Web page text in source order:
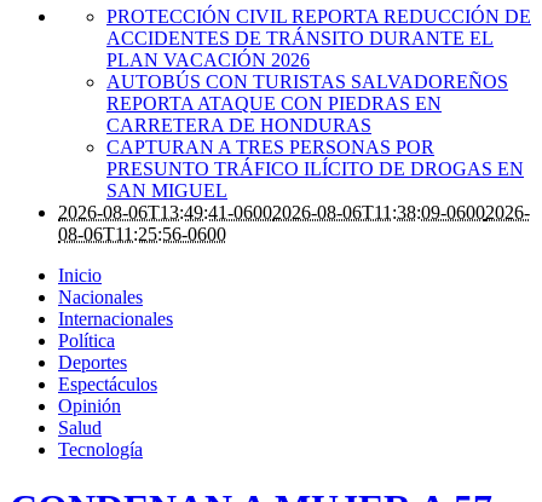
PROTECCIÓN CIVIL REPORTA REDUCCIÓN DE
ACCIDENTES DE TRÁNSITO DURANTE EL
PLAN VACACIÓN 2026
AUTOBÚS CON TURISTAS SALVADOREÑOS
REPORTA ATAQUE CON PIEDRAS EN
CARRETERA DE HONDURAS
CAPTURAN A TRES PERSONAS POR
PRESUNTO TRÁFICO ILÍCITO DE DROGAS EN
SAN MIGUEL
2026-08-06T13:49:41-06002026-08-06T11:38:09-06002026-
08-06T11:25:56-0600
Inicio
Nacionales
Internacionales
Política
Deportes
Espectáculos
Opinión
Salud
Tecnología